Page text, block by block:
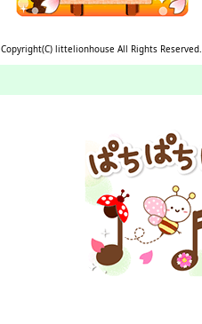
Copyright(C) littelionhouse All Rights Reserved.